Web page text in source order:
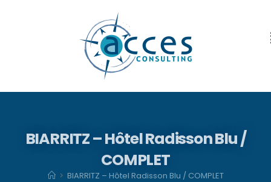
BIARRITZ – Hôtel Radisson Blu /
COMPLET
> BIARRITZ – Hôtel Radisson Blu / COMPLET